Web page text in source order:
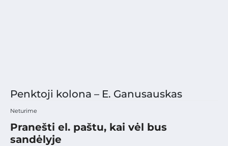
Penktoji kolona – E. Ganusauskas
Neturime
Pranešti el. paštu, kai vėl bus
sandėlyje